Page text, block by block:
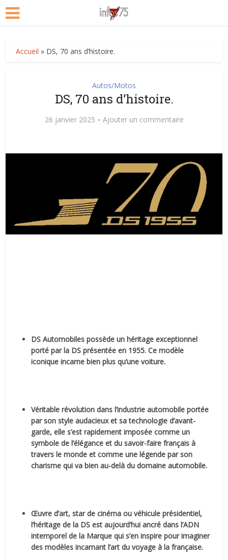
Accueil » DS, 70 ans d’histoire.
Autos/Motos
DS, 70 ans d’histoire.
26 janvier 2025 Ajouter un commentaire
DS Automobiles possède un héritage exceptionnel
porté par la DS présentée en 1955. Ce modèle
iconique incarne bien plus qu’une voiture.
Véritable révolution dans l’industrie automobile portée
par son style audacieux et sa technologie d’avant-
garde, elle s’est rapidement imposée comme un
symbole de l’élégance et du savoir-faire français à
travers le monde et comme une légende par son
charisme qui va bien au-delà du domaine automobile.
Œuvre d’art, star de cinéma ou véhicule présidentiel,
l’héritage de la DS est aujourd’hui ancré dans l’ADN
intemporel de la Marque qui s’en inspire pour imaginer
des modèles incarnant l’art du voyage à la française.